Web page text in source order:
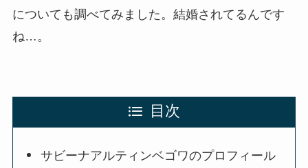
についても調べてみました。結婚されてるんです
ね…。
目次
サビーナアルティンベゴワのプロフィール